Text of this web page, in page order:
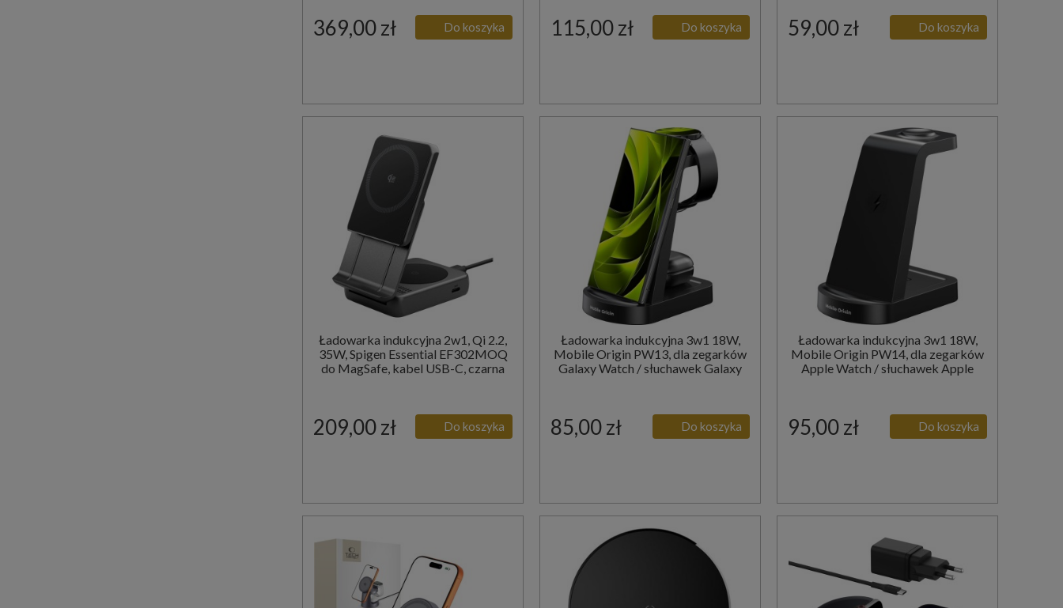
369,00 zł Do koszyka 115,00 zł Do koszyka 59,00 zł Do koszyka
Ładowarka indukcyjna 2w1, Qi 2.2,
35W, Spigen Essential EF302MOQ
do MagSafe, kabel USB-C, czarna
209,00 zł Do koszyka
Ładowarka indukcyjna 3w1 18W,
Mobile Origin PW13, dla zegarków
Galaxy Watch / słuchawek Galaxy
85,00 zł Do koszyka
Ładowarka indukcyjna 3w1 18W,
Mobile Origin PW14, dla zegarków
Apple Watch / słuchawek Apple
95,00 zł Do koszyka